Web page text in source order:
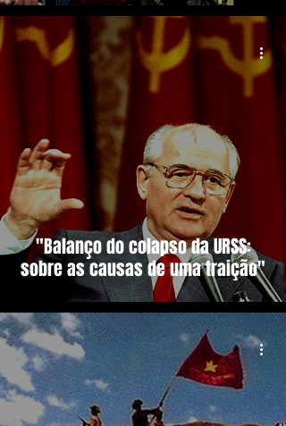
"Balanço do colapso da URSS:
sobre as causas de uma traição"